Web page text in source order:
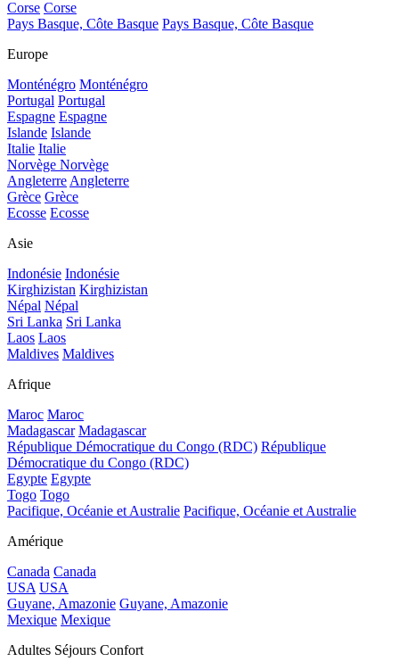
Corse Corse
Pays Basque, Côte Basque Pays Basque, Côte Basque
Europe
Monténégro Monténégro
Portugal Portugal
Espagne Espagne
Islande Islande
Italie Italie
Norvège Norvège
AngleterreAngleterre
Grèce Grèce
Ecosse Ecosse
Asie
Indonésie Indonésie
Kirghizistan Kirghizistan
Népal Népal
Sri Lanka Sri Lanka
Laos Laos
Maldives Maldives
Afrique
Maroc Maroc
Madagascar Madagascar
République Démocratique du Congo (RDC) République
Démocratique du Congo (RDC)
Egypte Egypte
Togo Togo
Pacifique, Océanie et Australie Pacifique, Océanie et Australie
Amérique
Canada Canada
USA USA
Guyane, Amazonie Guyane, Amazonie
Mexique Mexique
Adultes Séjours Confort